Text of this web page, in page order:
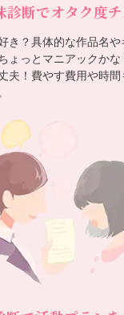
診断でオタク度
き？具体的な作品名
ょっとマニアックか
夫！費やす費用や時